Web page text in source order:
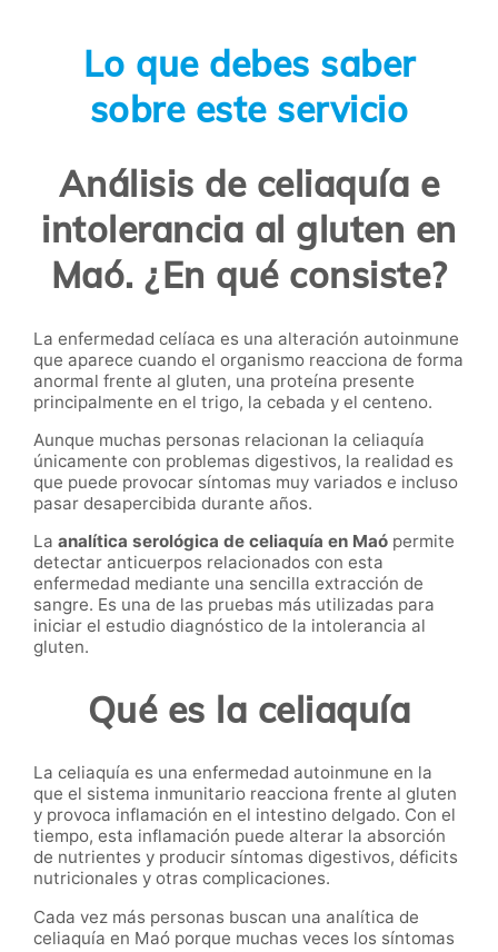
Lo que debes saber
sobre este servicio
Análisis de celiaquía e
intolerancia al gluten en
Maó. ¿En qué consiste?
La enfermedad celíaca es una alteración autoinmune
que aparece cuando el organismo reacciona de forma
anormal frente al gluten, una proteína presente
principalmente en el trigo, la cebada y el centeno.
Aunque muchas personas relacionan la celiaquía
únicamente con problemas digestivos, la realidad es
que puede provocar síntomas muy variados e incluso
pasar desapercibida durante años.
La analítica serológica de celiaquía en Maó permite
detectar anticuerpos relacionados con esta
enfermedad mediante una sencilla extracción de
sangre. Es una de las pruebas más utilizadas para
iniciar el estudio diagnóstico de la intolerancia al
gluten.
Qué es la celiaquía
La celiaquía es una enfermedad autoinmune en la
que el sistema inmunitario reacciona frente al gluten
y provoca inflamación en el intestino delgado. Con el
tiempo, esta inflamación puede alterar la absorción
de nutrientes y producir síntomas digestivos, déficits
nutricionales y otras complicaciones.
Cada vez más personas buscan una analítica de
celiaquía en Maó porque muchas veces los síntomas